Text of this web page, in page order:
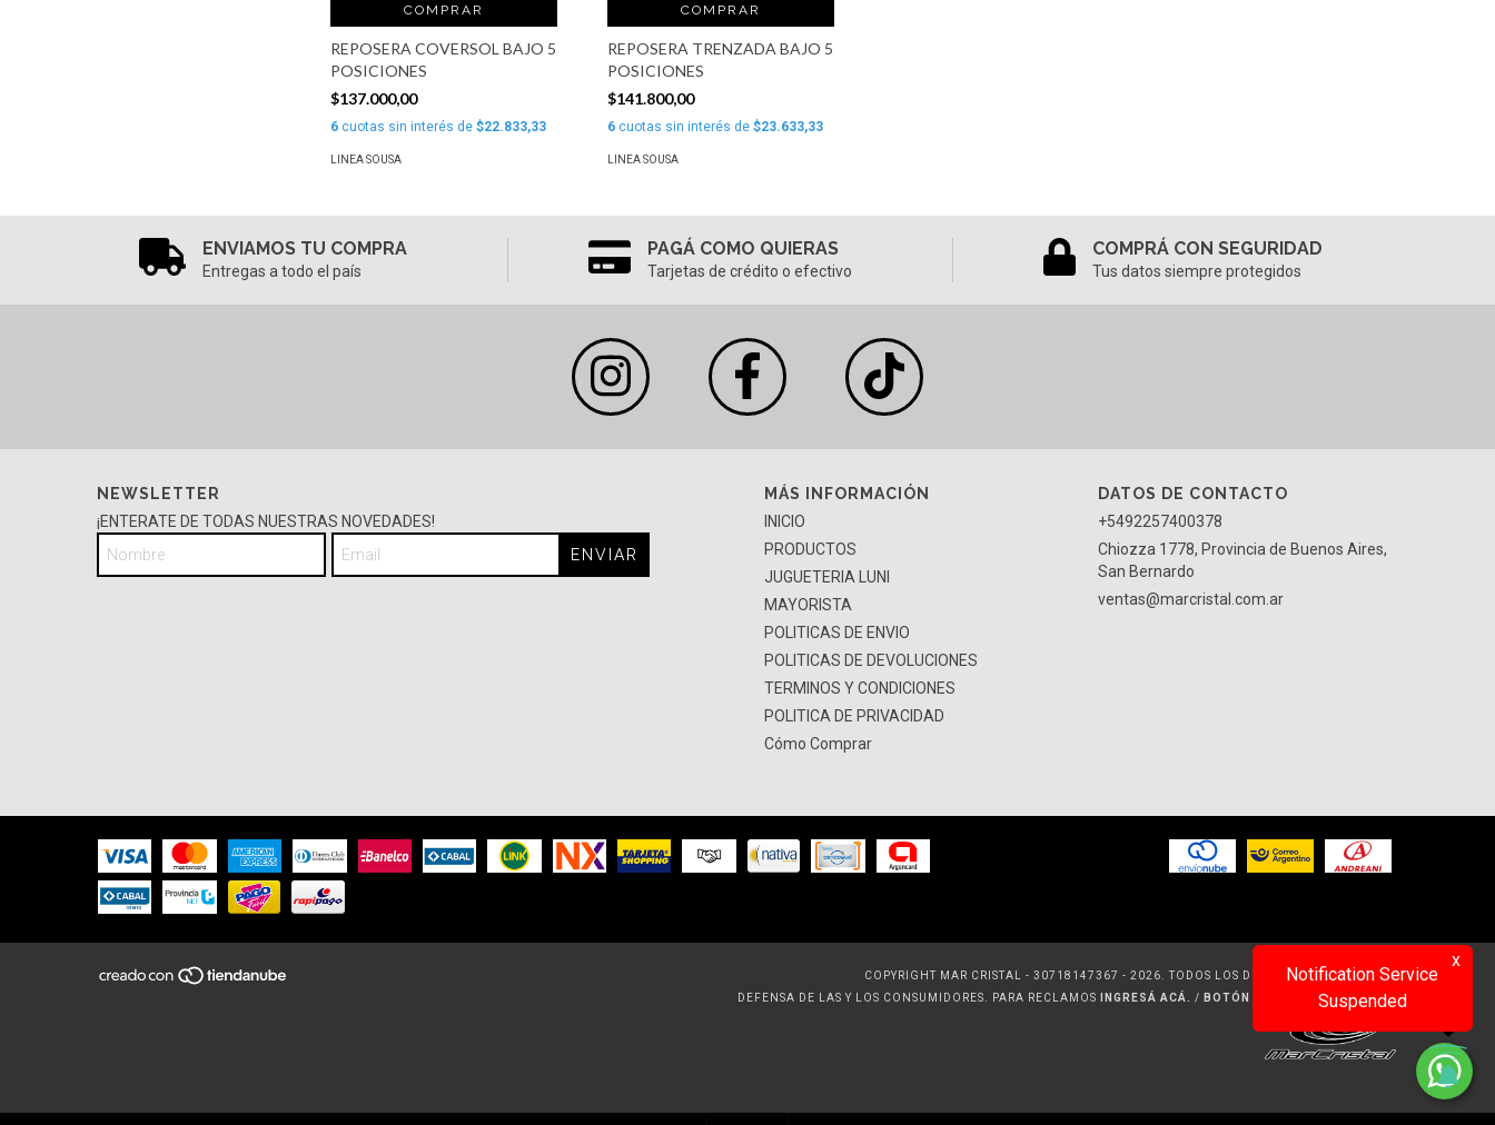
COMPRAR
REPOSERA COVERSOL BAJO 5
POSICIONES
$137.000,00
6 cuotas sin interés de $22.833,33
LINEA SOUSA
COMPRAR
REPOSERA TRENZADA BAJO 5
POSICIONES
$141.800,00
6cuotas sin interés de $23.633,33
LINEA SOUSA
ENVIAMOS TU COMPRA
Entregas a todo el país
PAGÁ COMO QUIERAS
Tarjetas de crédito o efectivo
COMPRÁ CON SEGURIDAD
Tus datos siempre protegidos
NEWSLETTER
¡ENTERATE DE TODAS NUESTRAS NOVEDADES!
MÁS INFORMACIÓN
INICIO
PRODUCTOS
JUGUETERIA LUNI
MAYORISTA
POLITICAS DE ENVIO
POLITICAS DE DEVOLUCIONES
TERMINOS Y CONDICIONES
POLITICA DE PRIVACIDAD
Cómo Comprar
DATOS DE CONTACTO
+5492257400378
Chiozza 1778, Provincia de Buenos Aires,
San Bernardo
ventas@marcristal.com.ar
COPYRIGHT MAR CRISTAL - 30718147367 - 2026. TODOS LOS DERECHOS RESERVADOS.
DEFENSA DE LAS Y LOS CONSUMIDORES. PARA RECLAMOS
INGRESÁ ACÁ. / BOTÓN DE ARREPENTIMIENTO
x
Notification Service
Suspended